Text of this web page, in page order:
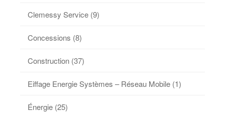
Clemessy Service (9)
Concessions (8)
Construction (37)
Eiffage Energie Systèmes – Réseau Mobile (1)
Énergie (25)